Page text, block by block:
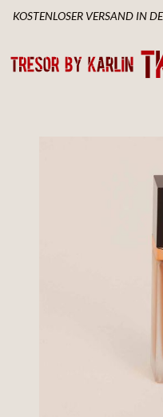
KOSTENLOSER VERSAND IN